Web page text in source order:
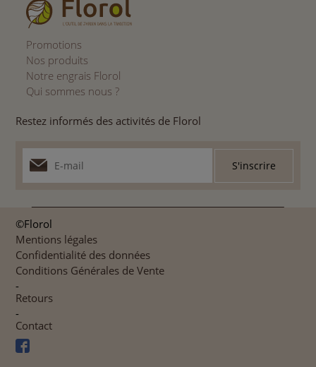
Promotions
Nos produits
Notre engrais Florol
Qui sommes nous ?
Restez informés des activités de Florol
©Florol
Mentions légales
Confidentialité des données
Conditions Générales de Vente
-
Retours
-
Contact